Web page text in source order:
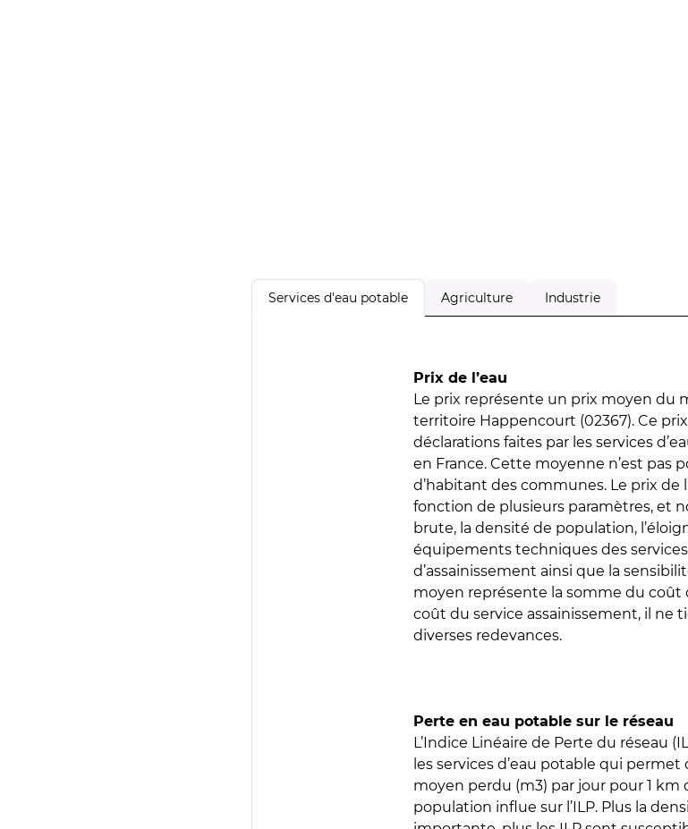
Services d'eau potable Agriculture Industrie
Prix de l’eau
Le prix représente un prix moyen du
territoire Happencourt (02367). Ce
déclarations faites par les services
en France. Cette moyenne n’est pas
d’habitant des communes. Le prix de
fonction de plusieurs paramètres, et
brute, la densité de population,
équipements techniques des
d’assainissement ainsi que la
moyen représente la somme du coût
coût du service assainissement, il ne
diverses redevances.
Perte en eau potable sur le réseau
L’Indice Linéaire de Perte du réseau
les services d’eau potable qui permet
moyen perdu (m3) par jour pour 1 km
population influe sur l’ILP. Plus la